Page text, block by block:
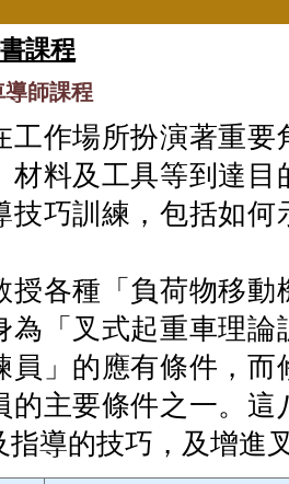
課程
導師課程
工作場所扮演著重
材料及工具等到達目
技巧訓練，包括如何
授各種「負荷物移動
為「叉式起重車理論
員」的應有條件，而
的主要條件之一。這
指導的技巧，及增進